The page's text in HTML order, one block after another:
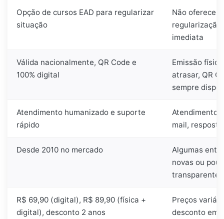
Opção de cursos EAD para regularizar
situação
Não oferece
regularização
imediata
Válida nacionalmente, QR Code e
100% digital
Emissão
atrasar, QR
sempre
Atendimento humanizado e suporte
rápido
Atendimento
mail,
Desde 2010 no mercado
Algumas
novas ou
transparentes
R$ 69,90 (digital), R$ 89,90 (física +
digital), desconto 2 anos
Preços
desconto em